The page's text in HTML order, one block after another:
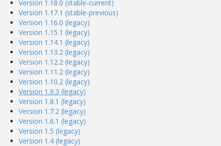
Version 1.18.0 (stable-current)
Version 1.17.1 (stable-previous)
Version 1.16.0 (legacy)
Version 1.15.1 (legacy)
Version 1.14.1 (legacy)
Version 1.13.2 (legacy)
Version 1.12.2 (legacy)
Version 1.11.2 (legacy)
Version 1.10.2 (legacy)
Version 1.9.3 (legacy)
Version 1.8.1 (legacy)
Version 1.7.2 (legacy)
Version 1.6.1 (legacy)
Version 1.5 (legacy)
Version 1.4 (legacy)